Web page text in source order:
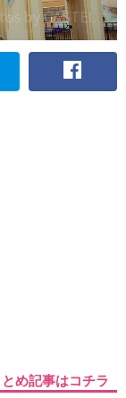
め記事はコチラ